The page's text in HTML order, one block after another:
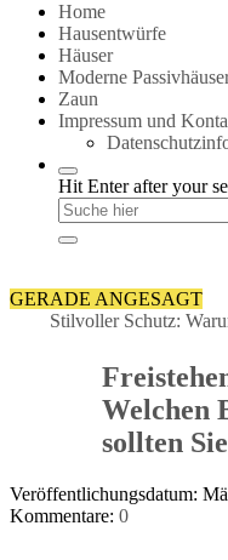
Home
Hausentwürfe
Häuser
Moderne
Zaun
Impressum und
Hit Enter after your
GERADE ANGESAGT
Stilvoller Schutz: Warum
Welchen
sollten
Veröffentlichungsdatum:
Kommentare: 0